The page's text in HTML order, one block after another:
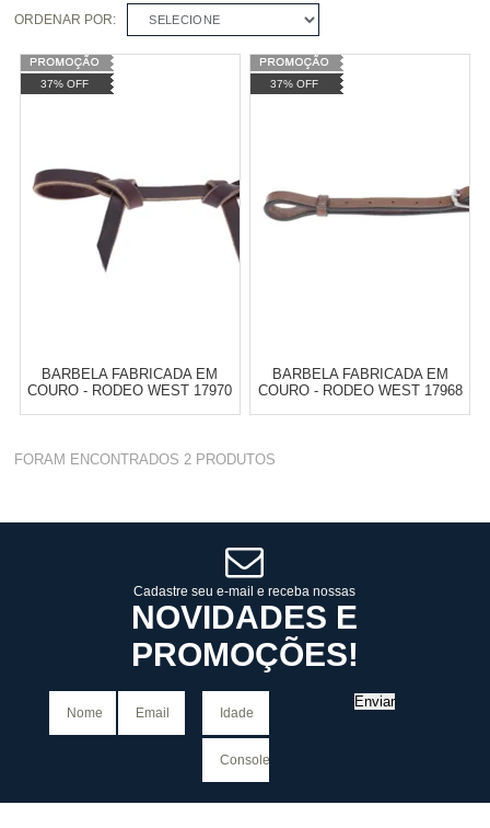
ORDENAR POR: SELECIONE
37% OFF
BARBELA FABRICADA EM
COURO - RODEO WEST 17970
Varejo: R$ 4.050,70
10 x de R$ 255,09
37% OFF
BARBELA FABRICADA EM
COURO - RODEO WEST 17968
10 x de R$ 255,09
FORAM ENCONTRADOS2 PRODUTOS
Cadastre seu e-mail e receba nossas
NOVIDADES E
PROMOÇÕES!
Enviar